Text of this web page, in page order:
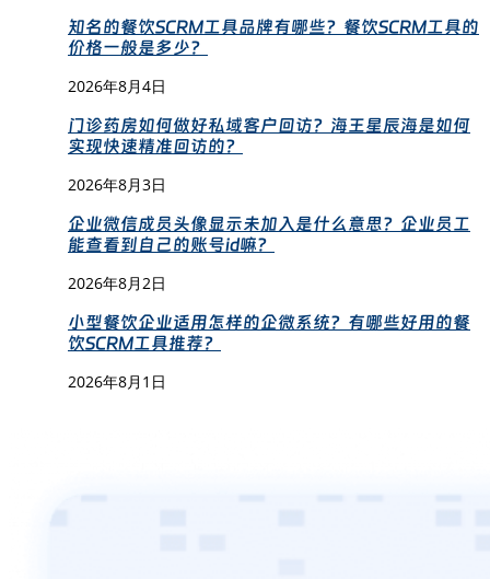
知名的餐饮SCRM工具品牌有哪些？餐饮SCRM工具的
价格一般是多少？
2026年8月4日
门诊药房如何做好私域客户回访？海王星辰海是如何
实现快速精准回访的？
2026年8月3日
企业微信成员头像显示未加入是什么意思？企业员工
能查看到自己的账号id嘛？
2026年8月2日
小型餐饮企业适用怎样的企微系统？有哪些好用的餐
饮SCRM工具推荐？
2026年8月1日